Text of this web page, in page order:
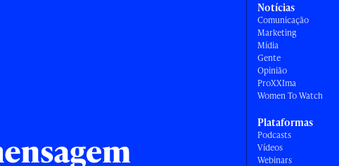
Notícias
Comunicação
Marketing
Mídia
Gente
Opinião
ProXXIma
Women To Watch
Plataformas
Podcasts
Vídeos
Webinars